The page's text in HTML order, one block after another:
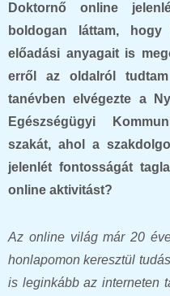
Doktornő online
boldogan láttam,
előadási anyagait is
erről az oldalról
tanévben elvégezte a
Egészségügyi
szakát, ahol a
jelenlét fontosságát
online aktivitást?
Az online világ már 20
honlapomon keresztül
is leginkább az interneten